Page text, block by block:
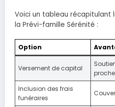
Voici un tableau
la Prévi-famille Sérénité :
Option
Versement de capital
Inclusion des frais
funéraires